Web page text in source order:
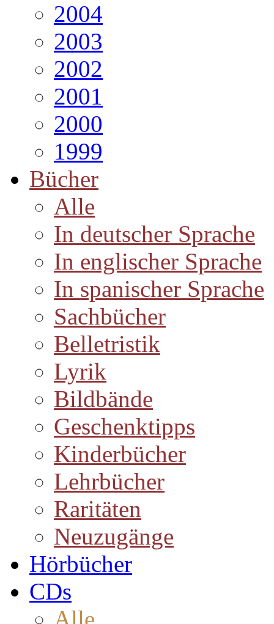
2004
2003
2002
2001
2000
1999
Bücher
Alle
In deutscher Sprache
In englischer Sprache
In spanischer Sprache
Sachbücher
Belletristik
Lyrik
Bildbände
Geschenktipps
Kinderbücher
Lehrbücher
Raritäten
Neuzugänge
Hörbücher
CDs